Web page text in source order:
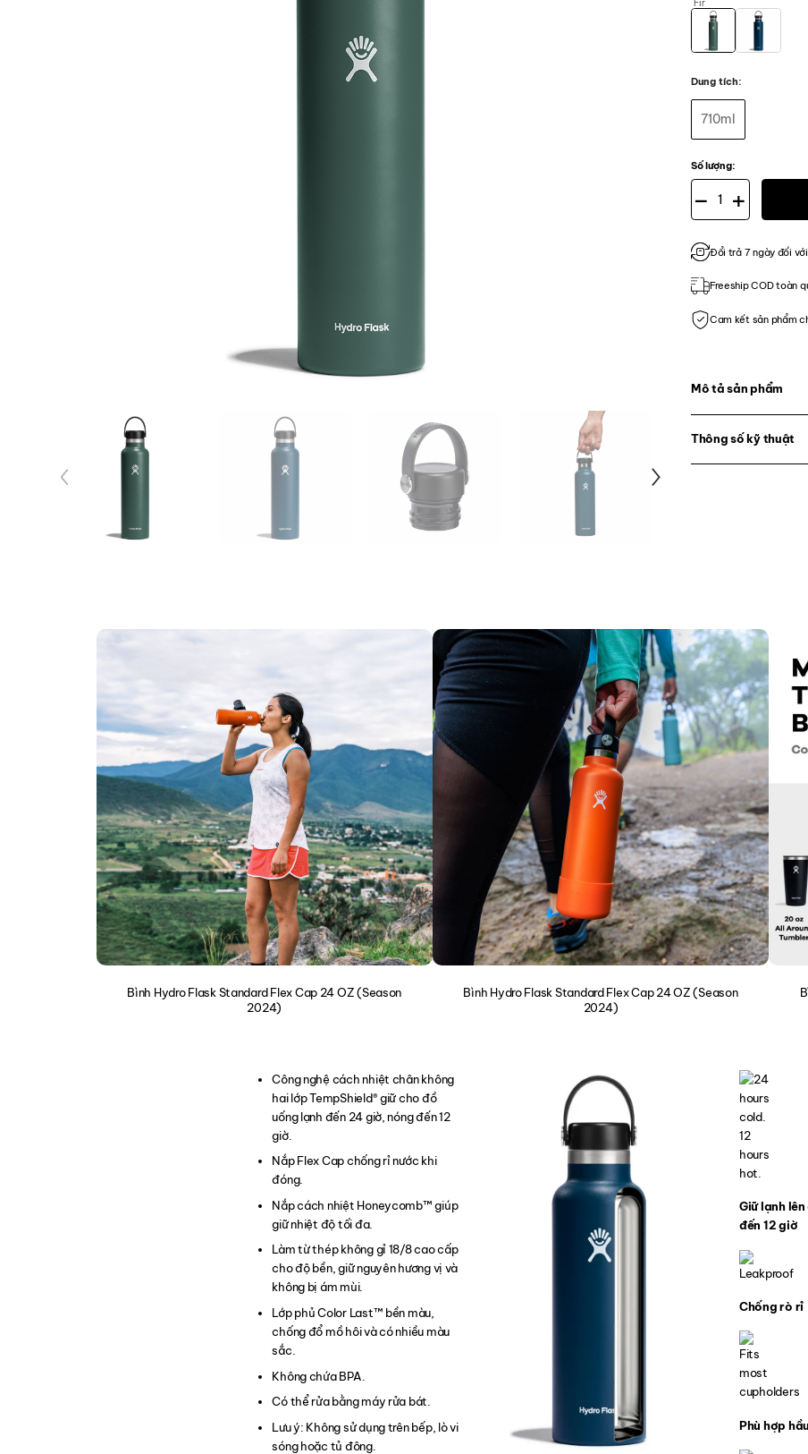
Fir
Dung tích
710ml
Số lượng:
Bình Hydro Flask
Đổi trả 7 ngày đối
Freeship COD toàn
Cam kết sản phẩm
Mô tả sản phẩm
Thông số kỹ thuật
Bình Hydro Flask Standard Flex Cap 24 OZ (Season
2024)
Bình Hydro Flask Standard Flex Cap 24 OZ (Season
2024)
Công nghệ cách nhiệt chân không
hai lớp TempShield®️ giữ cho đồ
uống lạnh đến 24 giờ, nóng đến 12
giờ.
Nắp Flex Cap chống rỉ nước khi
đóng.
Nắp cách nhiệt Honeycomb™️ giúp
giữ nhiệt độ tối đa.
Làm từ thép không gỉ 18/8 cao cấp
cho độ bền, giữ nguyên hương vị và
không bị ám mùi.
Lớp phủ Color Last™️ bền màu,
chống đổ mồ hôi và có nhiều màu
sắc.
Không chứa BPA.
Có thể rửa bằng máy rửa bát.
Lưu ý: Không sử dụng trên bếp, lò vi
sóng hoặc tủ đông.
Giữ lạnh
đến 12 giờ
Chống rò rỉ
Phù hợp